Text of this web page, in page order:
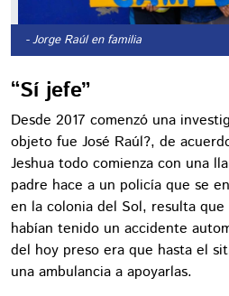
- Jorge Raúl en familia
“Sí jefe”
Desde 2017 comenzó una
objeto fue José Raúl?, de
Jeshua todo comienza con una
padre hace a un policía que se
en la colonia del Sol, resulta que
habían tenido un accidente
del hoy preso era que hasta el
una ambulancia a apoyarlas.